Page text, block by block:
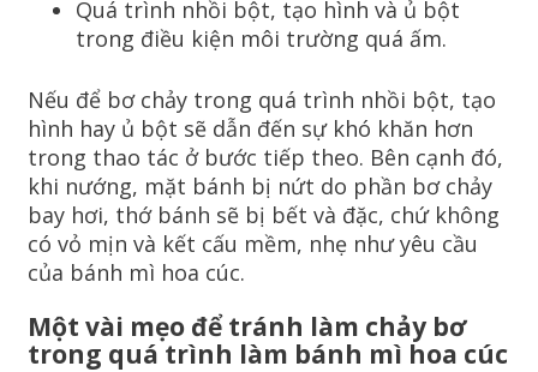
Quá trình nhồi bột, tạo hình và ủ bột
trong điều kiện môi trường quá ấm.
Nếu để bơ chảy trong quá trình nhồi bột, tạo
hình hay ủ bột sẽ dẫn đến sự khó khăn hơn
trong thao tác ở bước tiếp theo. Bên cạnh đó,
khi nướng, mặt bánh bị nứt do phần bơ chảy
bay hơi, thớ bánh sẽ bị bết và đặc, chứ không
có vỏ mịn và kết cấu mềm, nhẹ như yêu cầu
của bánh mì hoa cúc.
Một vài mẹo để tránh làm chảy bơ
trong quá trình làm bánh mì hoa cúc